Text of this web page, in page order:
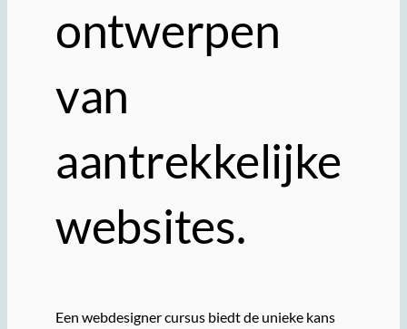
ontwerpen
van
aantrekkelijke
websites.
Een webdesigner cursus biedt de unieke kans